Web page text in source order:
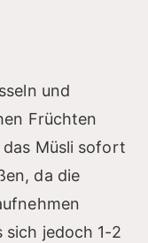
und
Früchten
das Müsli sofort
da die
sich jedoch 1-2